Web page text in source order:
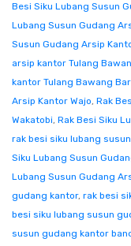
Besi Siku Lubang Susun
Lubang Susun Gudang
Susun Gudang Arsip
arsip kantor Tulang
kantor Tulang Bawang
Arsip Kantor Wajo, Rak
Wakatobi, Rak Besi Siku
rak besi siku lubang
Siku Lubang Susun
Lubang Susun Gudang
gudang kantor, rak besi
besi siku lubang susun
susun gudang kantor